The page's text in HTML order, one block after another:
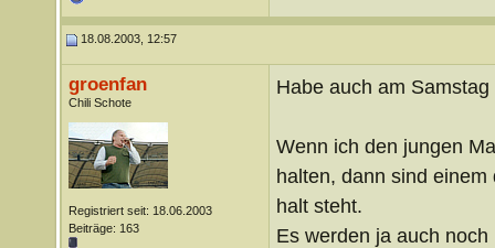
18.08.2003, 12:57
groenfan
Chili Schote
Registriert seit: 18.06.2003
Beiträge: 163
Habe auch am
Wenn ich den jungen
halten, dann sind
halt steht.
Es werden ja auch